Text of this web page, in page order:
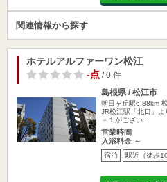
関連情報から探す
ホテルアルファーワン松江
-点/ 0 件
島根県 / 松江市
朝日ヶ丘駅6.88km
JR松江駅「北口」
－１がござい…
営業時間
入浴料金 ～
宿泊 駅近（徒歩